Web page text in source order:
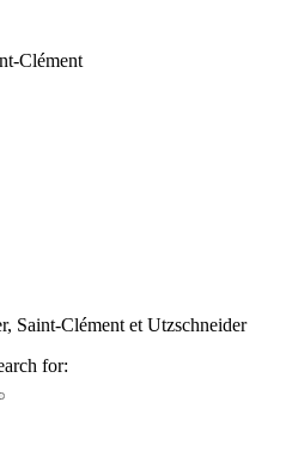
Clément
Saint-Clément et Utzschneider
for: